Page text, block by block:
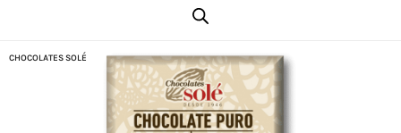
Chocolates | Rebuçados | Pastilhas elásticas
CHOCOLATES SOLÉ